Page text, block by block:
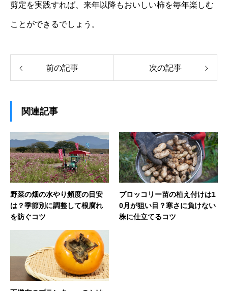
剪定を実践すれば、来年以降もおいしい柿を毎年楽しむ
ことができるでしょう。
前の記事 次の記事
関連記事
野菜の畑の水やり頻度の目安
は？季節別に調整して根腐れ
を防ぐコツ
ブロッコリー苗の植え付けは1
0月が狙い目？寒さに負けない
株に仕立てるコツ